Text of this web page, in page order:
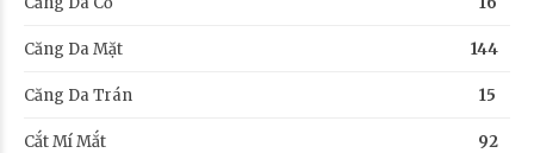
Căng Da Mặt 144
Căng Da Trán 15
Cắt Mí Mắt 92